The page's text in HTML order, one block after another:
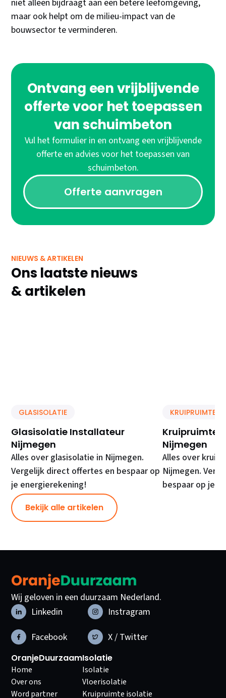
niet alleen bijdraagt aan een betere leefomgeving,
maar ook helpt om de milieu-impact van de
bouwsector te verminderen.
Ontvang een vrijblijvende
offerte voor het toepassen
van schuimbeton
Vul het formulier in en ontvang een vrijblijvende
offerte en advies voor het toepassen van
schuimbeton.
Offerte aanvragen
NIEUWS & ARTIKELEN
Ons laatste nieuws
& artikelen
GLASISOLATIE
Glasisolatie Installateur
Nijmegen
Alles over glasisolatie in Nijmegen.
Vergelijk direct offertes en bespaar op
je energierekening!
KRUIPRUIMTE
Kruipruimte
Nijmegen
Alles over
Nijmegen.
bespaar op je
Bekijk alle artikelen
Wij geloven in een duurzaam Nederland.
Linkedin
Instragram
Facebook
X / Twitter
OranjeDuurzaam
Home
Over ons
Word partner
Isolatie
Isolatie
Vloerisolatie
Kruipruimte isolatie